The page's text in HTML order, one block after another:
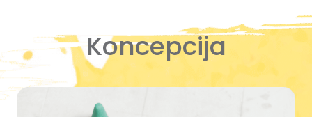
Koncepcija